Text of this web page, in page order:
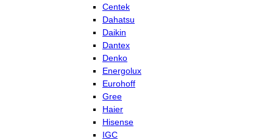
Centek
Dahatsu
Daikin
Dantex
Denko
Energolux
Eurohoff
Gree
Haier
Hisense
IGC